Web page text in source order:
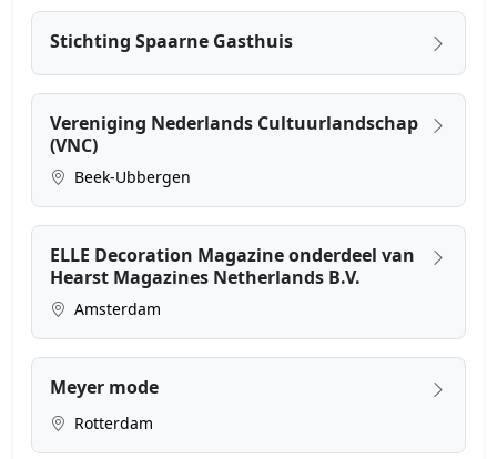
Stichting Spaarne Gasthuis
Vereniging Nederlands Cultuurlandschap
(VNC)
Beek-Ubbergen
ELLE Decoration Magazine onderdeel van
Hearst Magazines Netherlands B.V.
Amsterdam
Meyer mode
Rotterdam